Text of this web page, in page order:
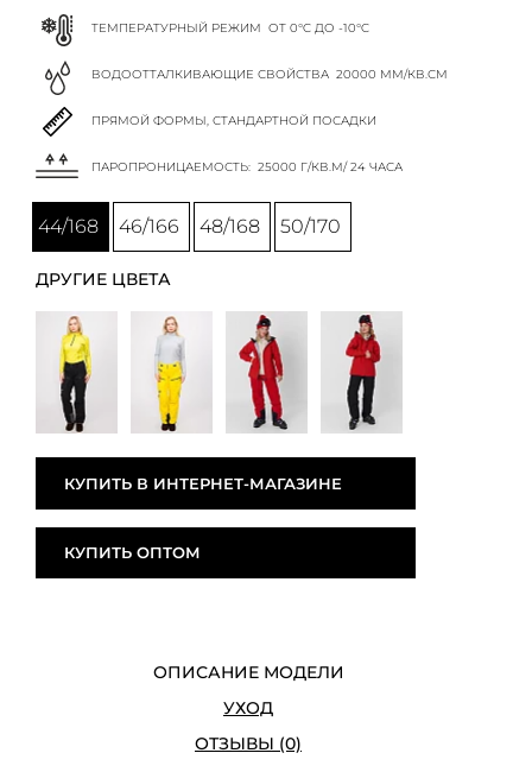
ТЕМПЕРАТУРНЫЙ РЕЖИМ ОТ 0°C ДО -10°C
ВОДООТТАЛКИВАЮЩИЕ СВОЙСТВА 20000 ММ/КВ.СМ
ПРЯМОЙ ФОРМЫ, СТАНДАРТНОЙ ПОСАДКИ
ПАРОПРОНИЦАЕМОСТЬ: 25000 Г/КВ.М/ 24 ЧАСА
44/168 46/166 48/168 50/170
ДРУГИЕ ЦВЕТА
КУПИТЬ В ИНТЕРНЕТ-МАГАЗИНЕ
КУПИТЬ ОПТОМ
ОПИСАНИЕ МОДЕЛИ
УХОД
ОТЗЫВЫ (0)